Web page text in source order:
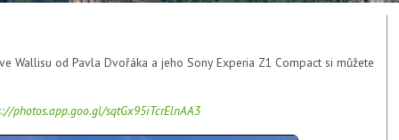
Wallisu od Pavla Dvořáka a jeho Sony Experia Z1 Compact si můžete
photos.app.goo.gl/sqtGx95iTcrElnAA3